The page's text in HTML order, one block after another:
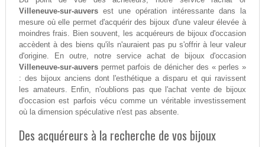
Villeneuve-sur-auversest une opération intéressante dans la
mesure où elle permet d'acquérir des bijoux d'une valeur élevée à
moindres frais. Bien souvent, les acquéreurs de bijoux d'occasion
accèdent à des biens qu'ils n'auraient pas pu s'offrir à leur valeur
d'origine. En outre, notre service achat de bijoux d'occasion
Villeneuve-sur-auverspermet parfois de dénicher des « perles »
: des bijoux anciens dont l'esthétique a disparu et qui ravissent
les amateurs. Enfin, n'oublions pas que l'achat vente de bijoux
d'occasion est parfois vécu comme un véritable investissement
où la dimension spéculative n'est pas absente.
Des acquéreurs à la recherche de vos bijoux